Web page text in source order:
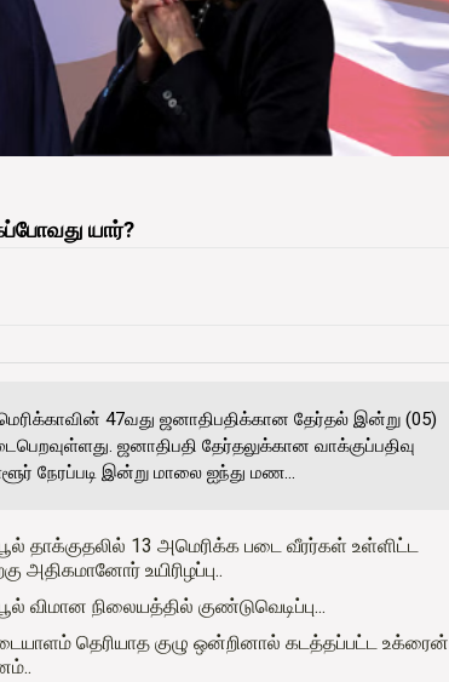
யார்?
47வது ஜனாதிபதிக்கான தேர்தல் இன்று (05)
ஜனாதிபதி தேர்தலுக்கான வாக்குப்பதிவு
நேரப்படி இன்று மாலை ஐந்து மண...
தாக்குதலில் 13 அமெரிக்க படை வீரர்கள் உள்ளிட்ட
அதிகமானோர் உயிரிழப்பு..
விமான நிலையத்தில் குண்டுவெடிப்பு...
தெரியாத குழு ஒன்றினால் கடத்தப்பட்ட உக்ரைன்